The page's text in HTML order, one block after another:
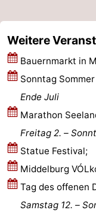
Toorop
Essen
und
trinken
Veranstaltungen
Ringstechen
Praktisch
Forum
Route
Weitere
Bauernmarkt in
Sonntag
Ende Juli
Marathon
Freitag 2. –
Statue Festival;
Middelburg
Tag des offenen
Samstag 12. –